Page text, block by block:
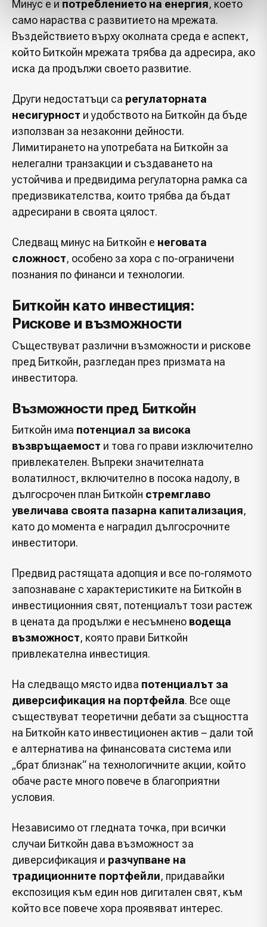
Минус е и потреблението на енергия, което
само нараства с развитието на мрежата.
Въздействието върху околната среда е аспект,
който Биткойн мрежата трябва да адресира, ако
иска да продължи своето развитие.
Други недостатъци са регулаторната
несигурност и удобството на Биткойн да бъде
използван за незаконни дейности.
Лимитирането на употребата на Биткойн за
нелегални транзакции и създаването на
устойчива и предвидима регулаторна рамка са
предизвикателства, които трябва да бъдат
адресирани в своята цялост.
Следващ минус на Биткойн е неговата
сложност, особено за хора с по-ограничени
познания по финанси и технологии.
Биткойн като инвестиция:
Рискове и възможности
Съществуват различни възможности и рискове
пред Биткойн, разгледан през призмата на
инвеститора.
Възможности пред Биткойн
Биткойн има потенциал за висока
възвръщаемост и това го прави изключително
привлекателен. Въпреки значителната
волатилност, включително в посока надолу, в
дългосрочен план Биткойн стремглаво
увеличава своята пазарна капитализация,
като до момента е наградил дългосрочните
инвеститори.
Предвид растящата адопция и все по-голямото
запознаване с характеристиките на Биткойн в
инвестиционния свят, потенциалът този растеж
в цената да продължи е несъмнено водеща
възможност, която прави Биткойн
привлекателна инвестиция.
На следващо място идва потенциалът за
диверсификация на портфейла. Все още
съществуват теоретични дебати за същността
на Биткойн като инвестиционен актив – дали той
е алтернатива на финансовата система или
„брат близнак“ на технологичните акции, който
обаче расте много повече в благоприятни
условия.
Независимо от гледната точка, при всички
случаи Биткойн дава възможност за
диверсификация и разчупване на
традиционните портфейли, придавайки
експозиция към един нов дигитален свят, към
който все повече хора проявяват интерес.